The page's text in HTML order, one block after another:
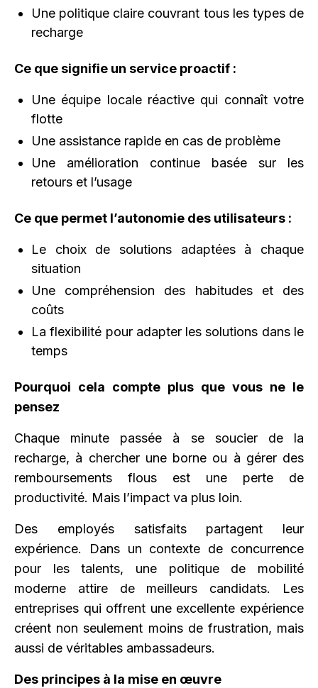
Une politique claire couvrant tous les types de
recharge
Ce que signifie un service proactif :
Une équipe locale réactive qui connaît votre
flotte
Une assistance rapide en cas de problème
Une amélioration continue basée sur les
retours et l’usage
Ce que permet l’autonomie des utilisateurs :
Le choix de solutions adaptées à chaque
situation
Une compréhension des habitudes et des
coûts
La flexibilité pour adapter les solutions dans le
temps
Pourquoi cela compte plus que vous ne le
pensez
Chaque minute passée à se soucier de la
recharge, à chercher une borne ou à gérer des
remboursements flous est une perte de
productivité. Mais l’impact va plus loin.
Des employés satisfaits partagent leur
expérience. Dans un contexte de concurrence
pour les talents, une politique de mobilité
moderne attire de meilleurs candidats. Les
entreprises qui offrent une excellente expérience
créent non seulement moins de frustration, mais
aussi de véritables ambassadeurs.
Des principes à la mise en œuvre